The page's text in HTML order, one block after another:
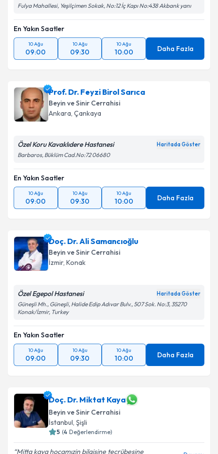
Kişisel verilerimin işlenmesine ilişkinAydınlatma
kapsamda işlenmesini kabul ediyorum.
Takvim Talebini Gönder
Fulya Mahallesi, Yeşilçimen Sokak, No:12 İç Kapı No:438 Akbank yanı
En Yakın Saatler
10 Ağu
09:00
10 Ağu
09:30
10 Ağu
10:00 Daha Fazla
Prof. Dr. Feyzi Birol Sarıca
Beyin ve Sinir Cerrahisi
Ankara, Çankaya
Özel Koru Kavaklıdere Hastanesi Haritada Göster
Barbaros, Büklüm Cad.No:72 06680
En Yakın Saatler
10 Ağu
09:00
10 Ağu
09:30
10 Ağu
10:00 Daha Fazla
Doç. Dr. Ali Samancıoğlu
Beyin ve Sinir Cerrahisi
İzmir, Konak
Özel Egepol Hastanesi Haritada Göster
Güneşli Mh., Güneşli, Halide Edip Adıvar Bulv., 507 Sok. No:3, 35270
Konak/İzmir, Turkey
En Yakın Saatler
10 Ağu
09:00
10 Ağu
09:30
10 Ağu
10:00 Daha Fazla
Doç. Dr. Miktat Kaya
Beyin ve Sinir Cerrahisi
İstanbul, Şişli
5 (4 Değerlendirme)
Mitta kaya hocamızin bilgisine tecrübesine